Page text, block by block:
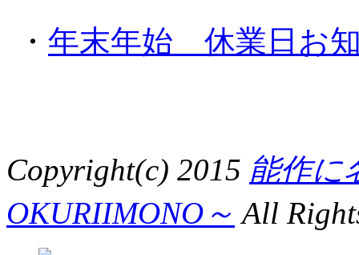
・ 年末年始 休業日お
Copyright(c) 2015 能作に
OKURIIMONO～ All